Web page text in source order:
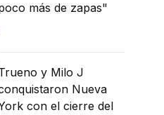
más de zapas"
y Milo J
Nueva
con el cierre del